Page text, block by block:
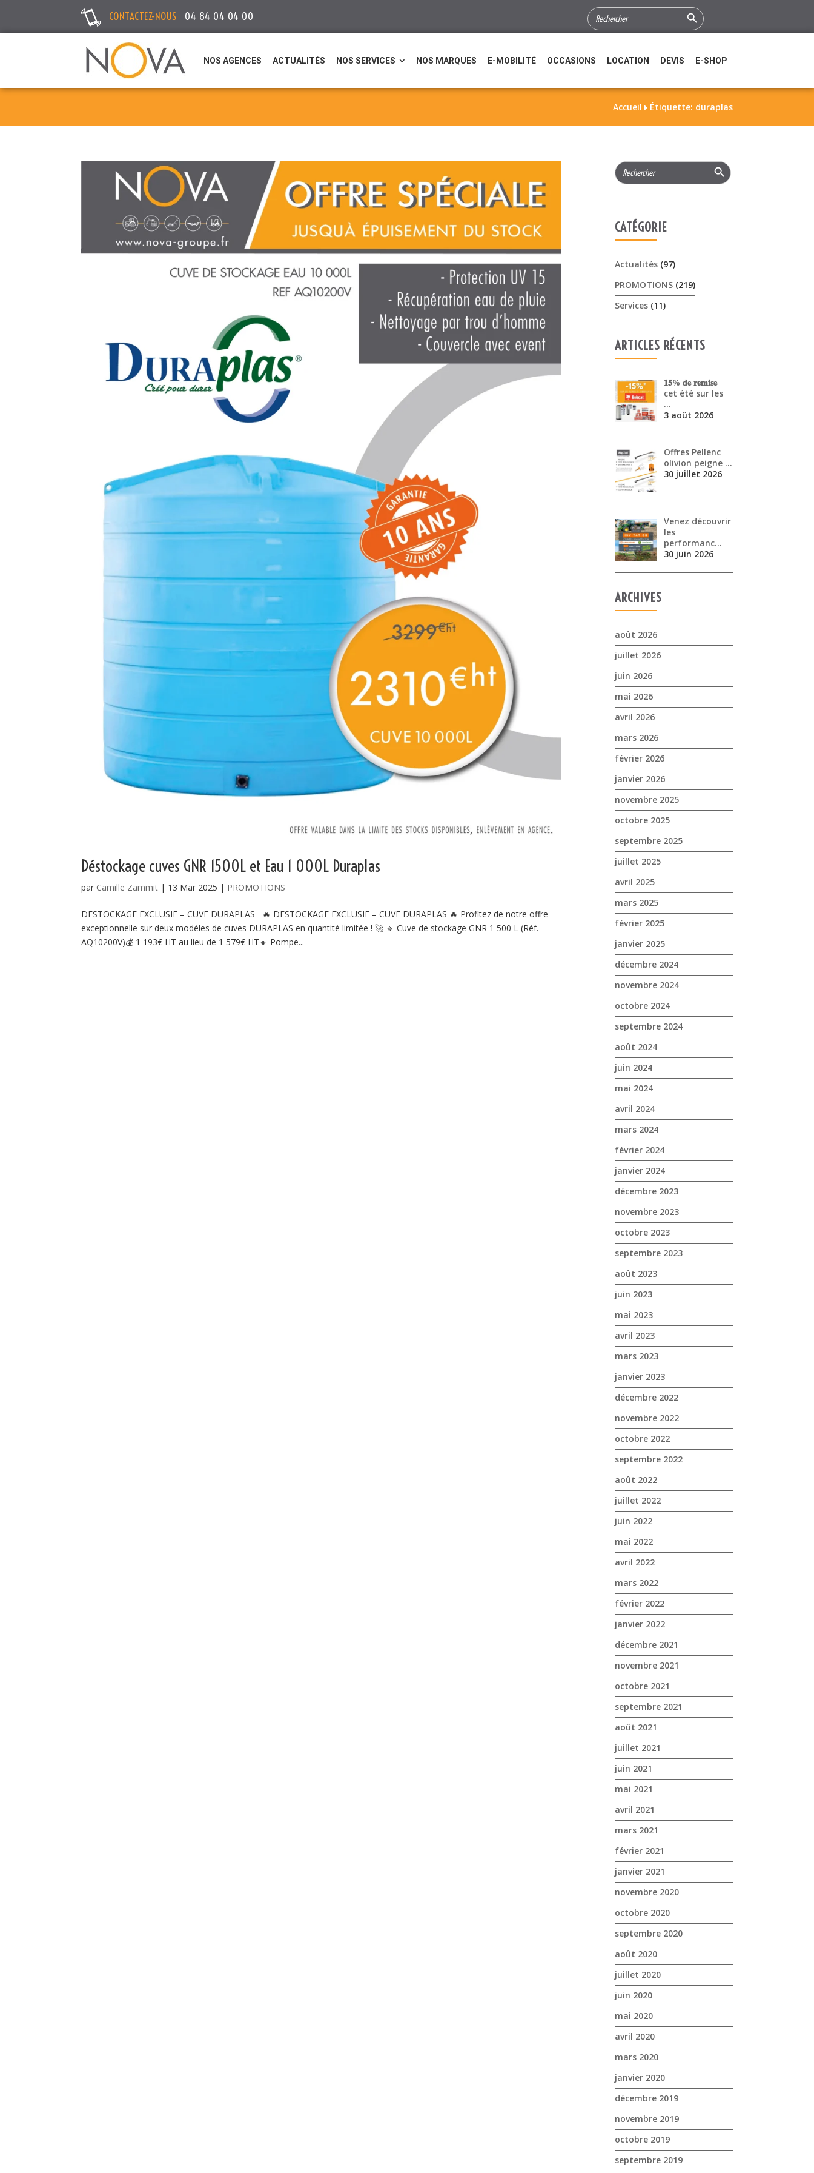
CONTACTEZ-NOUS 04 84 04 04 00
SEARCH
FOR:
Search Button
NOS AGENCES ACTUALITÉS NOS SERVICES NOS MARQUES E-MOBILITÉ OCCASIONS LOCATION DEVIS E-SHOP
Accueil  Étiquette: duraplas
Déstockage cuves GNR 1500L et Eau 1 000L Duraplas
par Camille Zammit | 13 Mar 2025 | PROMOTIONS
DESTOCKAGE EXCLUSIF – CUVE DURAPLAS 🔥 DESTOCKAGE EXCLUSIF – CUVE DURAPLAS 🔥 Profitez de notre offre
exceptionnelle sur deux modèles de cuves DURAPLAS en quantité limitée ! 🚀 🔹 Cuve de stockage GNR 1 500 L (Réf.
AQ10200V)💰 1 193€ HT au lieu de 1 579€ HT🔸 Pompe...
Search
for:
Search Button
CATÉGORIE
Actualités (97)
PROMOTIONS (219)
Services (11)
ARTICLES RÉCENTS
𝟏𝟓% 𝐝𝐞 𝐫𝐞𝐦𝐢𝐬𝐞
cet été sur les
…
3 août 2026
Offres Pellenc
olivion peigne …
30 juillet 2026
Venez découvrir
les
performanc…
30 juin 2026
ARCHIVES
août 2026
juillet 2026
juin 2026
mai 2026
avril 2026
mars 2026
février 2026
janvier 2026
novembre 2025
octobre 2025
septembre 2025
juillet 2025
avril 2025
mars 2025
février 2025
janvier 2025
décembre 2024
novembre 2024
octobre 2024
septembre 2024
août 2024
juin 2024
mai 2024
avril 2024
mars 2024
février 2024
janvier 2024
décembre 2023
novembre 2023
octobre 2023
septembre 2023
août 2023
juin 2023
mai 2023
avril 2023
mars 2023
janvier 2023
décembre 2022
novembre 2022
octobre 2022
septembre 2022
août 2022
juillet 2022
juin 2022
mai 2022
avril 2022
mars 2022
février 2022
janvier 2022
décembre 2021
novembre 2021
octobre 2021
septembre 2021
août 2021
juillet 2021
juin 2021
mai 2021
avril 2021
mars 2021
février 2021
janvier 2021
novembre 2020
octobre 2020
septembre 2020
août 2020
juillet 2020
juin 2020
mai 2020
avril 2020
mars 2020
janvier 2020
décembre 2019
novembre 2019
octobre 2019
septembre 2019